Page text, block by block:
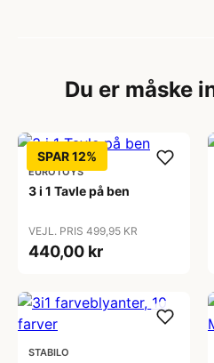
Du er måske
SPAR 12%
EUROTOYS
3 i 1 Tavle på ben
VEJL. PRIS 499,95 KR
440,00 kr
STABILO